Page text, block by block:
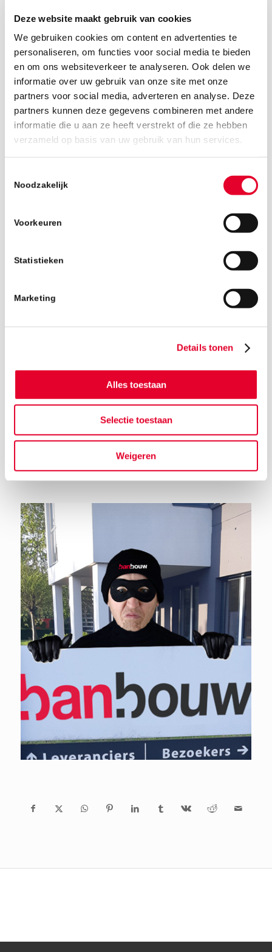
Deze website maakt gebruik van cookies
We gebruiken cookies om content en advertenties te
personaliseren, om functies voor social media te bieden
en om ons websiteverkeer te analyseren. Ook delen we
informatie over uw gebruik van onze site met onze
partners voor social media, adverteren en analyse. Deze
partners kunnen deze gegevens combineren met andere
informatie die u aan ze heeft verstrekt of die ze hebben
verzameld op basis van uw gebruik van hun services.
Noodzakelijk
Voorkeuren
Statistieken
Marketing
Details tonen
Alles toestaan
Selectie toestaan
Weigeren
5 juli 2019
Terug naar het nieuwsoverzicht